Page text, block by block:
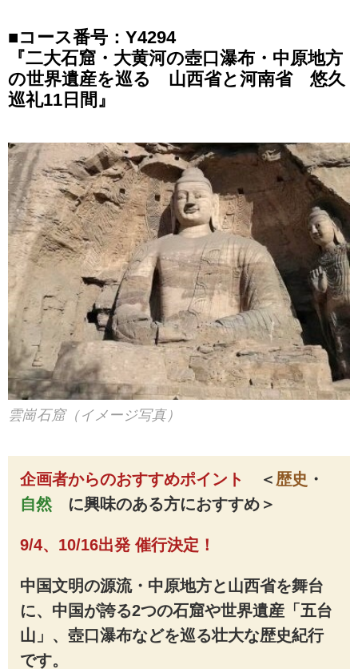
■コース番号：Y4294
『二大石窟・大黄河の壺口瀑布・中原地方
の世界遺産を巡る 山西省と河南省 悠久
巡礼11日間』
雲崗石窟（イメージ写真）
企画者からのおすすめポイント ＜ 歴史 ・
自然
に興味のある方におすすめ＞
9/4、10/16出発 催行決定！
中国文明の源流・中原地方と山西省を舞台
に、中国が誇る2つの石窟や世界遺産「五台
山」、壺口瀑布などを巡る壮大な歴史紀行
です。